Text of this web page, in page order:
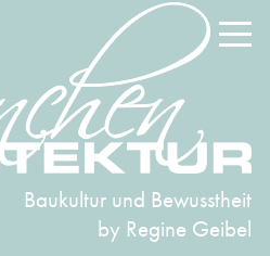
Baukultur und Bewusstheit
by Regine Geibel